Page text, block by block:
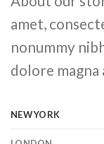
amet,
nonummy
dolore
NEW YORK